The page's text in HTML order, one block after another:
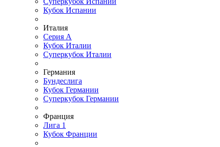
Кубок Испании
Италия
Серия А
Кубок Италии
Суперкубок Италии
Германия
Бундеслига
Кубок Германии
Суперкубок Германии
Франция
Лига 1
Кубок Франции